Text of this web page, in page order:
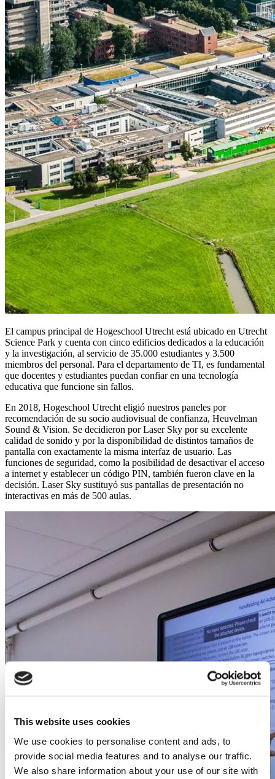
This website uses cookies
We use cookies to personalise content and ads, to
provide social media features and to analyse our traffic.
We also share information about your use of our site with
El campus principal de Hogeschool Utrecht está ubicado en Utrecht
Science Park y cuenta con cinco edificios dedicados a la educación
y la investigación, al servicio de 35.000 estudiantes y 3.500
miembros del personal. Para el departamento de TI, es fundamental
que docentes y estudiantes puedan confiar en una tecnología
educativa que funcione sin fallos.
En 2018, Hogeschool Utrecht eligió nuestros paneles por
recomendación de su socio audiovisual de confianza, Heuvelman
Sound & Vision. Se decidieron por Laser Sky por su excelente
calidad de sonido y por la disponibilidad de distintos tamaños de
pantalla con exactamente la misma interfaz de usuario. Las
funciones de seguridad, como la posibilidad de desactivar el acceso
a internet y establecer un código PIN, también fueron clave en la
decisión. Laser Sky sustituyó sus pantallas de presentación no
interactivas en más de 500 aulas.